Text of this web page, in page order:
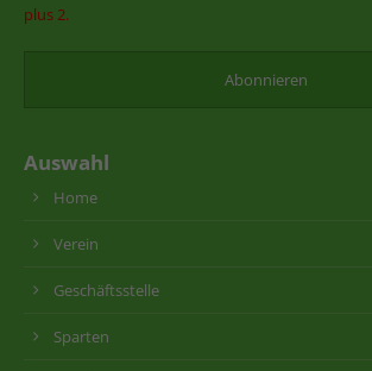
plus 2.
Auswahl
Home
Verein
Geschäftsstelle
Sparten